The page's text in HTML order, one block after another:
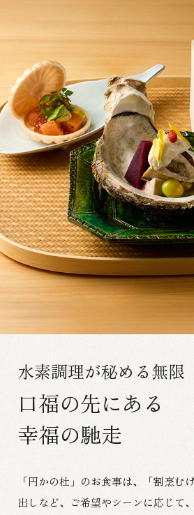
水素調理が秘める無限
口福の先にある
幸福の馳走
「円かの杜」のお食事は、「割烹む
出しなど、 ご希望やシーンに応じて